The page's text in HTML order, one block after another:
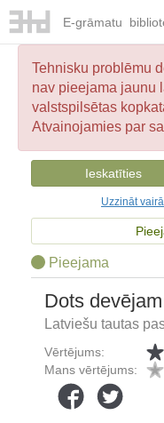
E-grāmatu
Tehnisku problēmu
nav pieejama jaunu
valstspilsētas
Atvainojamies par
Ieskatīties
Uzzināt
Pieejama
Dots
Latviešu tautas
Vērtējums:
Mans vērtējums: